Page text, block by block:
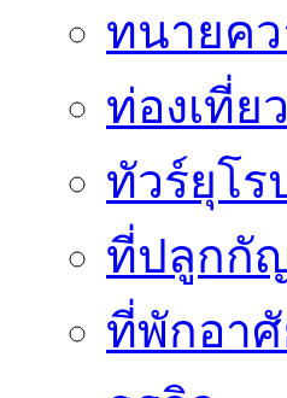
ทนายคว
ท่องเที่ยว
ทัวร์ยุโร
ที่ปลูกกั
ที่พักอา